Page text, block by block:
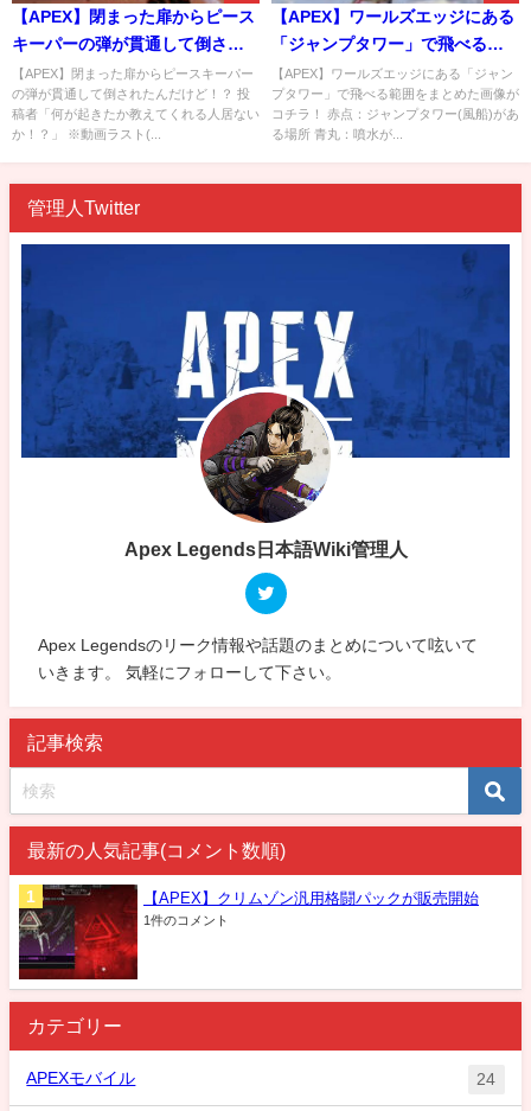
【APEX】閉まった扉からピース
キーパーの弾が貫通して倒され
たんだけど！？
【APEX】閉まった扉からピースキーパー
の弾が貫通して倒されたんだけど！？ 投
稿者「何が起きたか教えてくれる人居ない
か！？」 ※動画ラスト(...
【APEX】ワールズエッジにある
「ジャンプタワー」で飛べる範
囲をまとめた画像がコチラ！
【APEX】ワールズエッジにある「ジャン
プタワー」で飛べる範囲をまとめた画像が
コチラ！ 赤点：ジャンプタワー(風船)があ
る場所 青丸：噴水が...
管理人Twitter
Apex Legends日本語Wiki管理人
Apex Legendsのリーク情報や話題のまとめについて呟いて
いきます。 気軽にフォローして下さい。
記事検索
最新の人気記事(コメント数順)
【APEX】クリムゾン汎用格闘パックが販売開始
1件のコメント
カテゴリー
APEXモバイル 24